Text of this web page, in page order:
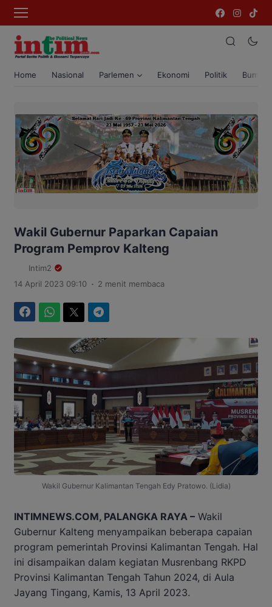
Home Nasional Parlemen Ekonomi Politik Bumi
Wakil Gubernur Paparkan Capaian
Program Pemprov Kalteng
Intim2
14 April 2023 09:10 . 2 menit membaca
Wakil Gubernur Kalimantan Tengah Edy Pratowo. (Lidia)
INTIMNEWS.COM, PALANGKA RAYA – Wakil
Gubernur Kalteng menyampaikan beberapa capaian
program pemerintah Provinsi Kalimantan Tengah. Hal
ini disampaikan dalam kegiatan Musrenbang RKPD
Provinsi Kalimantan Tengah Tahun 2024, di Aula
Jayang Tingang, Kamis, 13 April 2023.